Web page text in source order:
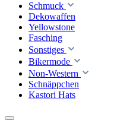
Schmuck
Dekowaffen
Yellowstone
Fasching
Sonstiges
Bikermode
Non-Western
Schnäppchen
Kastori Hats